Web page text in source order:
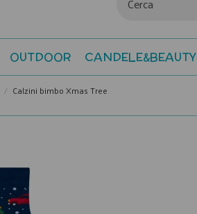
OUTDOOR CANDELE&BEAUTY
Calzini bimbo Xmas Tree